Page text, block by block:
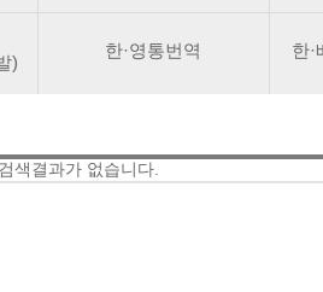
)
한·영통번역 한
색결과가 없습니다.